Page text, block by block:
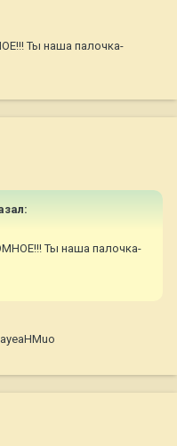
Ты наша палочка-
Ты наша палочка-